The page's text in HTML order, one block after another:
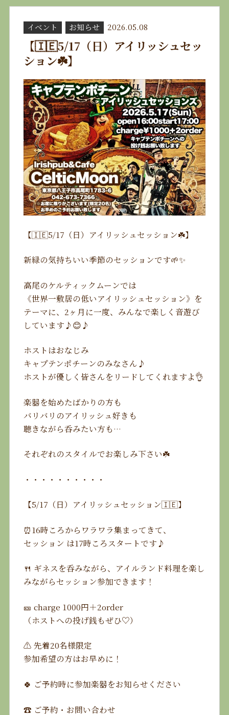
イベント お知らせ 2026.05.08
【🇮🇪5/17（日）アイリッシュセッ
ション☘️】
【🇮🇪5/17（日）アイリッシュセッション☘️】
新緑の気持ちいい季節のセッションです🌱✨
高尾のケルティックムーンでは
《世界一敷居の低いアイリッシュセッション》を
テーマに、2ヶ月に一度、みんなで楽しく音遊び
しています♪😊♪
ホストはおなじみ
キャプテンポチーンのみなさん♪
ホストが優しく皆さんをリードしてくれますよ👌
楽器を始めたばかりの方も
バリバリのアイリッシュ好きも
聴きながら呑みたい方も…
それぞれのスタイルでお楽しみ下さい☘️
・・・・・・・・・・
【5/17（日）アイリッシュセッション🇮🇪】
⏰16時ころからワラワラ集まってきて、
セッション は17時ころスタートです♪
🍴 ギネスを呑みながら、アイルランド料理を楽し
みながらセッション参加できます！
🎫 charge 1000円＋2order
（ホストへの投げ銭もぜひ♡）
⚠️ 先着20名様限定
参加希望の方はお早めに！
🍀 ご予約時に参加楽器をお知らせください
☎️ ご予約・お問い合わせ